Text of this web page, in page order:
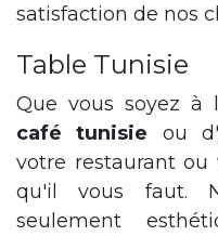
satisfaction de nos
Table Tunisie
Que vous soyez à
café tunisie ou
votre restaurant ou
qu'il vous faut.
seulement